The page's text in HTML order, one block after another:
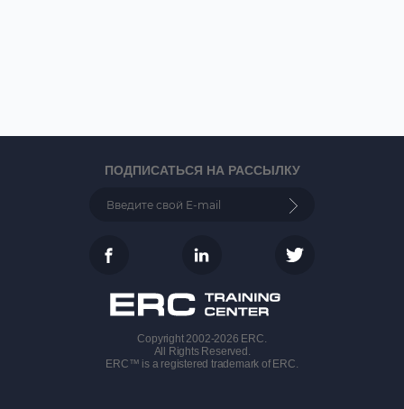
Copyright 2002-2026 ERC.
All Rights Reserved.
ERC™ is a registered trademark of ERC.
ПОДПИСАТЬСЯ НА РАССЫЛКУ